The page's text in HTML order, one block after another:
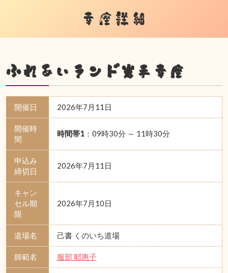
幸座詳細
ふれあいランド岩手幸座
開催日 2026年7月11日
開催時
間
時間帯1：09時30分 ～ 11時30分
申込み
締切日
2026年7月11日
キャン
セル期
限
2026年7月10日
道場名 己書 くのいち道場
師範名 服部 耶惠子